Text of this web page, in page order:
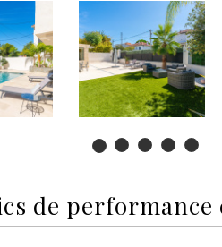
de performance